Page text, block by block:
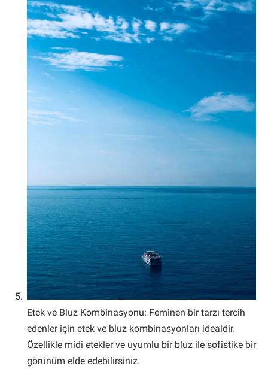
Etek ve Bluz Kombinasyonu: Feminen bir tarzı tercih
edenler için etek ve bluz kombinasyonları idealdir.
Özellikle midi etekler ve uyumlu bir bluz ile sofistike bir
görünüm elde edebilirsiniz.